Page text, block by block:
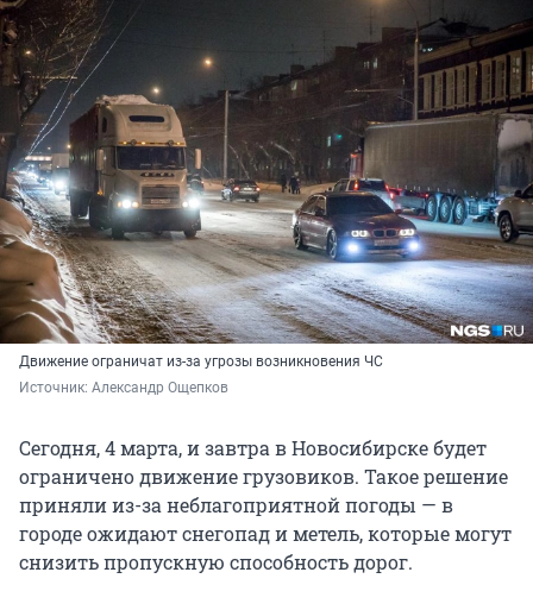
Движение ограничат из-за угрозы возникновения ЧС
Источник: Александр Ощепков
Сегодня, 4 марта, и завтра в Новосибирске будет
ограничено движение грузовиков. Такое решение
приняли из-за неблагоприятной погоды — в
городе ожидают снегопад и метель, которые могут
снизить пропускную способность дорог.